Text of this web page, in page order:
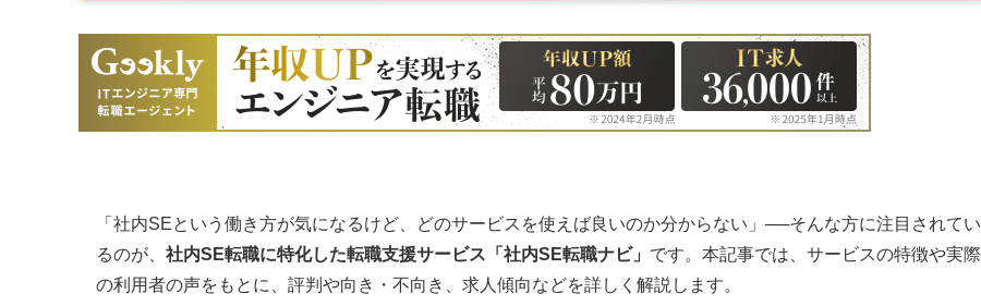
「社内SEという働き方が気になるけど、どのサービスを使えば良いのか分からない」──そんな方に注目されてい
るのが、 社内SE転職に特化した転職支援サービス「社内SE転職ナビ」 です。本記事では、サービスの特徴や実際
の利用者の声をもとに、評判や向き・不向き、求人傾向などを詳しく解説します。